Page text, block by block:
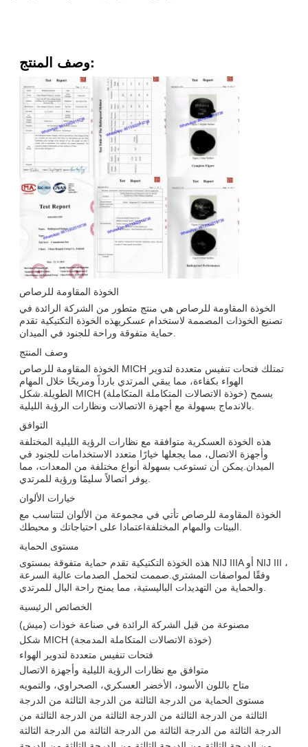
وصف المنتج:
الخوذة المقاومة للرصاص
الخوذة المقاومة للرصاص هي منتج متطور من الشركة الرائدة في
تصنيع الخوذات المصممة لاستخدام عسكريهذه الخوذة التكتيكية تقدم
وصف المنتج
الخوذة المقاومة للرصاص MICH تمتلك فتحات تنفيس متعددة لتدوير
الهواء بكفاءة، مما يبقي المرتدي بارداً ومريحًا خلال المهام
الطويلة.شكل MICH (خوذة الاتصالات المتكاملة المتكاملة) يسمح
التوافق
هذه الخوذة العسكرية متوافقة مع نظارات الرؤية الليلية المختلفة
وأجهزة الاتصال، مما يجعلها خيارًا متعدد الاستخدامات للجنود في
الميدان.يمكن أن تستوعب بسهولة أنواع مختلفة من المعدات، مما
خيارات الألوان
الخوذة المقاومة للرصاص تأتي في مجموعة من الألوان لتتناسب مع
مستوى الحماية
هذه الخوذة التكتيكية تقدم حماية متفوقة بمستوى NIJ IIIA أو NIJ III ،
وفقًا لمواصفات المشتري.صممت لتحمل الصدمات عالية السرعة
الخصائص الرئيسية
مصنوعة من قبل الشركة الرائدة في صناعة خوذات (ميش)
شكل MICH (خوذة الاتصالات المتكاملة المدمجة)
فتحات تنفيس متعددة لتدوير الهواء
متوافق مع نظارات الرؤية الليلية وأجهزة الاتصال
متاح باللون الأسود، الأخضر العسكري، الصحراوي، والتمويه
مستوى الحماية من الدرجة الثالثة من الدرجة الثالثة من الدرجة
الثالثة من الدرجة الثالثة من الدرجة الثالثة من الدرجة الثالثة من
الدرجة الثالثة من الدرجة الثالثة من الدرجة الثالثة من الدرجة الثالثة